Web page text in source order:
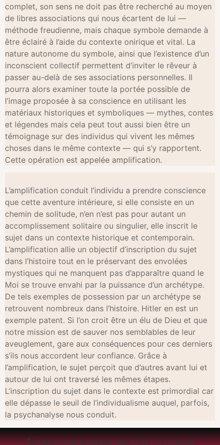
complet, son sens ne doit pas être recherché au moyen
de libres associations qui nous écartent de lui —
méthode freudienne, mais chaque symbole demande à
être éclairé à l’aide du contexte onirique et vital. La
nature autonome du symbole, ainsi que l’existence d’un
inconscient collectif permettent d’inviter le rêveur à
passer au-delà de ses associations personnelles. Il
pourra alors examiner toute la portée possible de
l’image proposée à sa conscience en utilisant les
matériaux historiques et symboliques — mythes, contes
et légendes mais cela peut tout aussi bien être un
témoignage sur des individus qui vivent les mêmes
choses dans le même contexte — qui s’y rapportent.
Cette opération est appelée amplification.
L’amplification conduit l’individu a prendre conscience
que cette aventure intérieure, si elle consiste en un
chemin de solitude, n’en n’est pas pour autant un
accomplissement solitaire ou singulier, elle inscrit le
sujet dans un contexte historique et contemporain.
L’amplification allie un objectif d’inscription du sujet
dans l’histoire tout en le préservant des envolées
mystiques qui ne manquent pas d’apparaître quand le
Moi se trouve envahi par la puissance d’un archétype.
De tels exemples de possession par un archétype se
retrouvent nombreux dans l’histoire. Hitler en est un
exemple patent. Si l’on croit être un élu de Dieu et que
notre mission est de sauver nos semblables de leur
aveuglement, gare aux conséquences pour ces derniers
s’ils nous accordent leur confiance. Grâce à
l’amplification, le sujet perçoit que d’autres avant lui et
autour de lui ont traversé les mêmes étapes.
L’inscription du sujet dans le contexte est primordial car
elle dépasse le seuil de l’individualisme auquel, parfois,
la psychanalyse nous conduit.
Échanger entre passionnés de la vie onirique